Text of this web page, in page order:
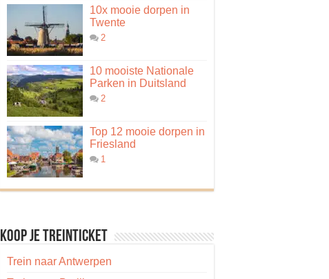
10x mooie dorpen in
Twente
2
10 mooiste Nationale
Parken in Duitsland
2
Top 12 mooie dorpen in
Friesland
1
Koop je treinticket
Trein naar Antwerpen